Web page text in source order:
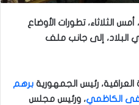
الثلاثاء، تطورات الأوضاع
البلاد، إلى جانب ملف
رئيس الجمهورية برهم
الكاظمي، ورئيس مجلس